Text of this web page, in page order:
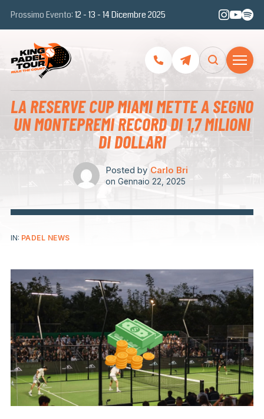
Prossimo Evento: 12 - 13 - 14 Dicembre 2025
LA RESERVE CUP MIAMI METTE A SEGNO
UN MONTEPREMI RECORD DI 1,7 MILIONI
DI DOLLARI
Posted by Carlo Bri
on Gennaio 22, 2025
IN: PADEL NEWS